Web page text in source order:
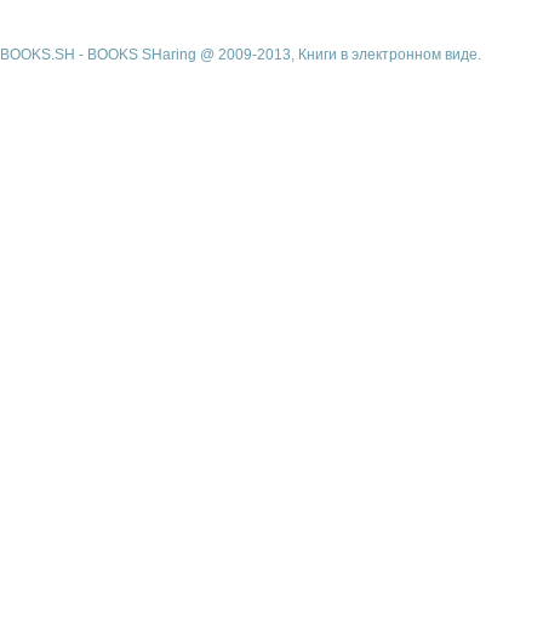
BOOKS.SH - BOOKS SHaring @ 2009-2013, Книги в электронном виде.